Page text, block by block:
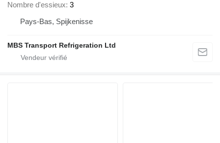
Nombre d'essieux 3
Pays-Bas, Spijkenisse
MBS Transport Refrigeration Ltd